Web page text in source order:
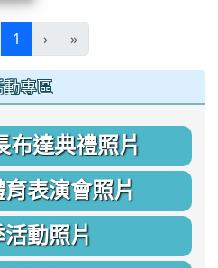
1 (current)
› »
動專區
布達典禮照片
表演會照片
動照片